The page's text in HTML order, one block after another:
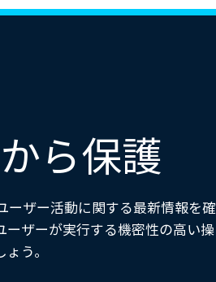
ら保護
ーザー活動に関する最新情報を確
ザーが実行する機密性の高い操
う。